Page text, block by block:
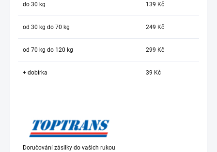
do 30 kg 139 Kč
od 30 kg do 70 kg 249 Kč
od 70 kg do 120 kg 299 Kč
+ dobírka 39 Kč
Doručování zásilky do vašich rukou